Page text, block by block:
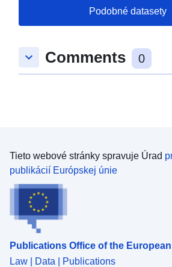
49.5167 ], [ 7.70723,
uriRef:
http://
Podobné datasety
keyboard_arrow_down Comments 0
Tieto webové stránky spravuje Úrad
publikácií Európskej únie
Publications Office of the
Law | Data | Publications